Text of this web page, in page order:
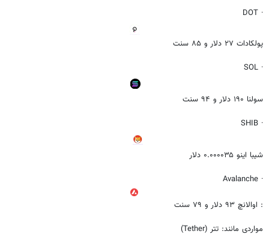
· DOT
پولکادات ۲۷ دلار و ۸۵ سنت
· SOL
سولنا ۱۹۰ دلار و ۹۴ سنت
· SHIB
شیبا اینو ۰.۰۰۰۰۳۵ دلار
· Avalanche
: اوالانچ ۹۳ دلار و ۷۹ سنت
مواردی مانند: تتر (Tether)